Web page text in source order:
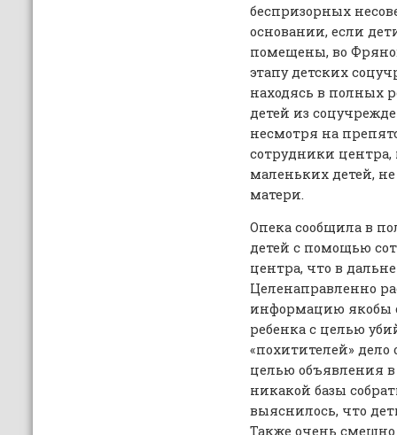
беспризорных
основании, если
помещены, во
этапу детских
находясь в полных
детей из
несмотря на
сотрудники
маленьких детей,
матери.
Опека сообщила в
детей с помощью
центра, что в
Целенаправленно
информацию
ребенка с целью
«похитителей» дело
целью объявления
никакой базы
выяснилось, что
Также очень